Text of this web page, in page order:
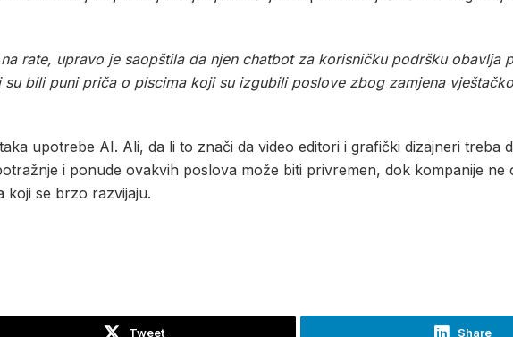
rate, upravo je saopštila da njen chatbot za korisničku podršku obavlja
bili puni priča o piscima koji su izgubili poslove zbog zamjena
upotrebe AI. Ali, da li to znači da video editori i grafički dizajneri treba
i ponude ovakvih poslova može biti privremen, dok kompanije ne
koji se brzo razvijaju.
Tweet Share